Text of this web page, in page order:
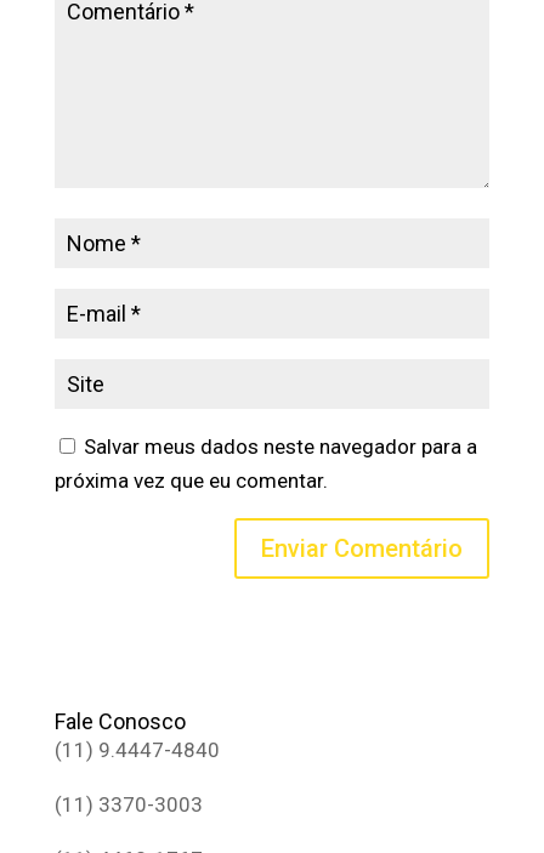
Salvar meus dados neste navegador para a
próxima vez que eu comentar.
Fale Conosco
(11) 9.4447-4840
(11) 3370-3003